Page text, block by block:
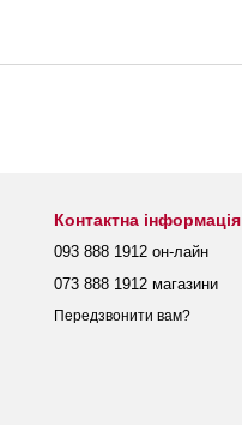
Контактна інформація
093 888 1912 он-лайн
073 888 1912 магазини
Передзвонити вам?